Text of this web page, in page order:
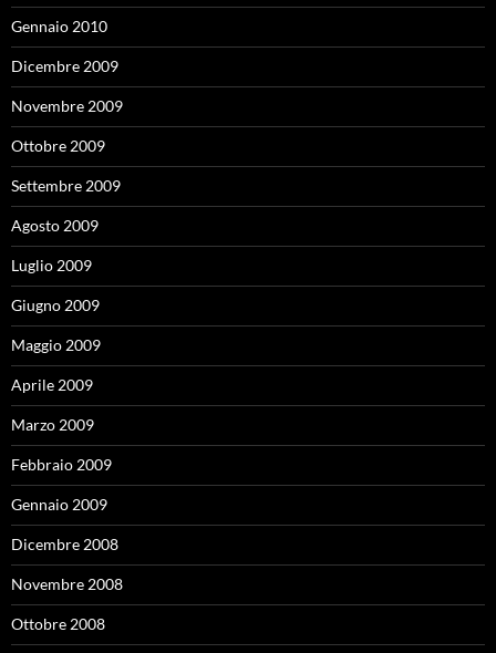
Gennaio 2010
Dicembre 2009
Novembre 2009
Ottobre 2009
Settembre 2009
Agosto 2009
Luglio 2009
Giugno 2009
Maggio 2009
Aprile 2009
Marzo 2009
Febbraio 2009
Gennaio 2009
Dicembre 2008
Novembre 2008
Ottobre 2008